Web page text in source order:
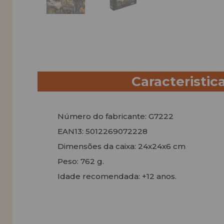
Número do fabricante: G7222
EAN13: 5012269072228
Dimensões da caixa: 24x24x6 cm
Peso: 762 g.
Idade recomendada: +12 anos.